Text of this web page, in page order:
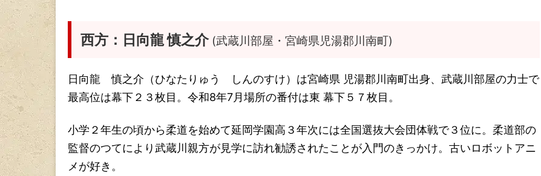
西方：日向龍 慎之介 (武蔵川部屋・宮崎県児湯郡川南町)
日向龍 慎之介（ひなたりゅう しんのすけ）は宮崎県 児湯郡川南町出身、武蔵川部屋の力士で
最高位は幕下２３枚目。令和8年7月場所の番付は東 幕下５７枚目。
小学２年生の頃から柔道を始めて延岡学園高３年次には全国選抜大会団体戦で３位に。柔道部の
監督のつてにより武蔵川親方が見学に訪れ勧誘されたことが入門のきっかけ。古いロボットアニ
メが好き。